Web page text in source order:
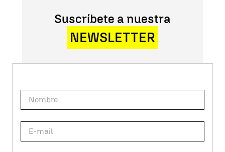
Suscríbete a nuestra
NEWSLETTER